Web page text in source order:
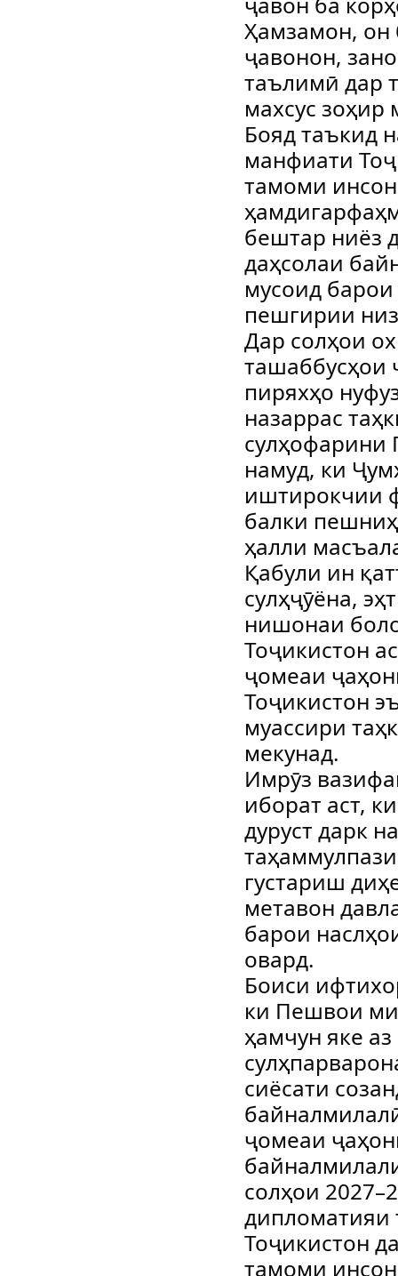
Ҳамзамон,
ҷавонон,
таълимӣ дар
махсус зоҳир
Бояд таъкид
манфиати
тамоми
бештар ниёз
даҳсолаи
мусоид
пешгирии
Дар солҳои
ташаббусҳои
пиряхҳо
назаррас
сулҳофарини
намуд, ки
иштирокчии
балки
ҳалли
Қабули ин
сулҳҷӯёна,
нишонаи
Тоҷикистон
ҷомеаи
Тоҷикистон
муассири
мекунад.
Имрӯз
иборат аст,
дуруст дарк
густариш
метавон
барои
овард.
Боиси
ки Пешвои
ҳамчун яке
сиёсати
ҷомеаи
солҳои
дипломатияи
Тоҷикистон
тамоми